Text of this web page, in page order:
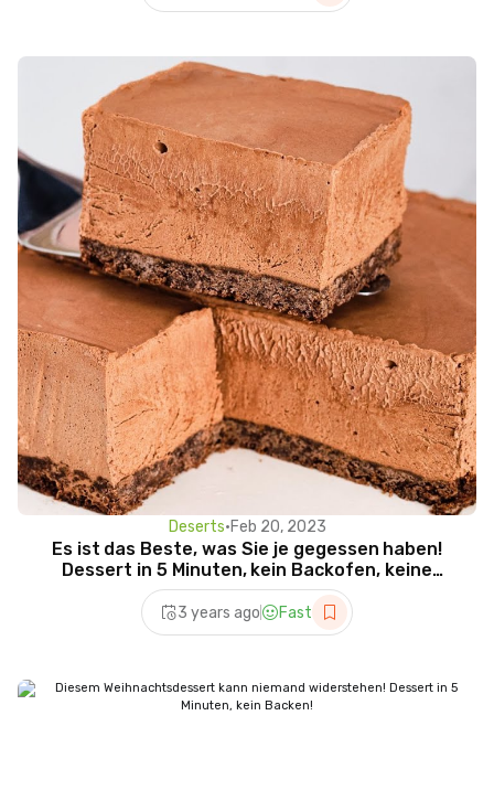
Deserts•Feb 20, 2023
Es ist das Beste, was Sie je gegessen haben!
Dessert in 5 Minuten, kein Backofen, keine
Kondensmilch
3 years ago Fast